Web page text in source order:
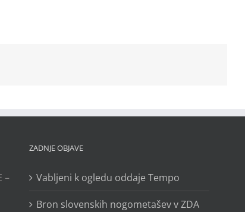
–
ZADNJE OBJAVE
Vabljeni k ogledu oddaje Tempo
Bron slovenskih nogometašev v ZDA